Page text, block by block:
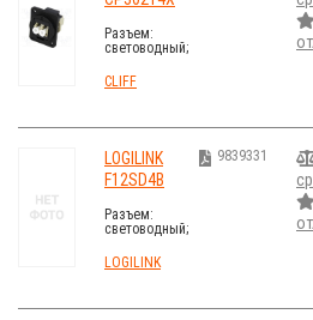
Разъем:
световодный;
обеих сторон,
LC; Мат-л:
CLIFF
LOGILINK
F12SD4B
Разъем:
световодный;
SC; Кат: OM4;
Цвет: черный
LOGILINK
9839331